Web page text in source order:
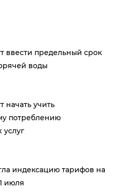
ввести предельный срок
воды
начать учить
потреблению
услуг
индексацию тарифов на
июля